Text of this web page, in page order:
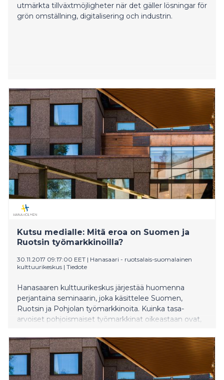
utmärkta tillväxtmöjligheter när det gäller lösningar för
grön omställning, digitalisering och industrin.
Kutsu medialle: Mitä eroa on Suomen ja
Ruotsin työmarkkinoilla?
30.11.2017 09:17:00 EET | Hanasaari - ruotsalais-suomalainen
kulttuurikeskus | Tiedote
Hanasaaren kulttuurikeskus järjestää huomenna
perjantaina seminaarin, joka käsittelee Suomen,
Ruotsin ja Pohjolan työmarkkinoita. Kuinka tasa-
arvoiset pohjoismaiset työmarkkinat oikeastaan ovat,